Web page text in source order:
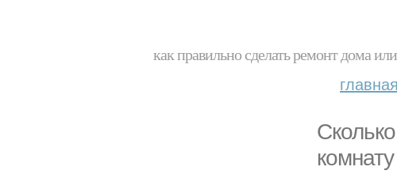
как правильно сделать ремонт дома
главная
комнату